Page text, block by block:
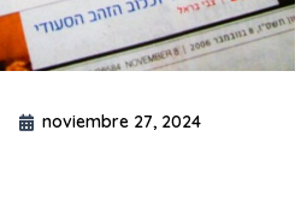
noviembre 27, 2024